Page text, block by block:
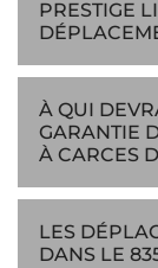
PRESTIGE
À QUI
GARANTIE
À CARCES
LES
DANS LE